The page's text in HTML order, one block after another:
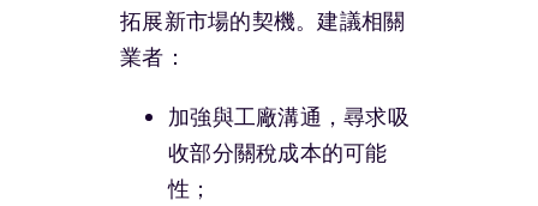
拓展新市場的契機。建議相關
業者：
加強與工廠溝通，尋求吸
收部分關稅成本的可能
性；